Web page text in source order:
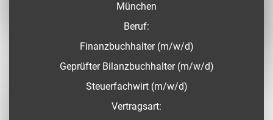
München
Beruf:
Finanzbuchhalter (m/w/d)
Geprüfter Bilanzbuchhalter (m/w/d)
Steuerfachwirt (m/w/d)
Vertragsart: